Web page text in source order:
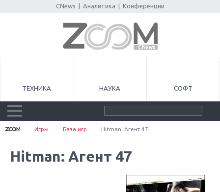
CNews Аналитика Конференции
ТЕХНИКА НАУКА СОФТ
Игры База игр Hitman: Агент 47
Hitman: Агент 47